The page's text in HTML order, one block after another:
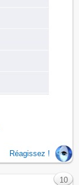
Réagissez !
10